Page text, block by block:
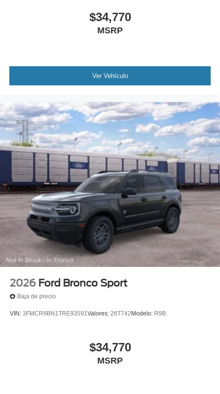
$34,770
MSRP
Ver Vehículo
2026 Ford Bronco Sport
Baja de precio
VIN: 3FMCR9BN1TRE93591Valores: 26T742 Modelo: R9B
$34,770
MSRP